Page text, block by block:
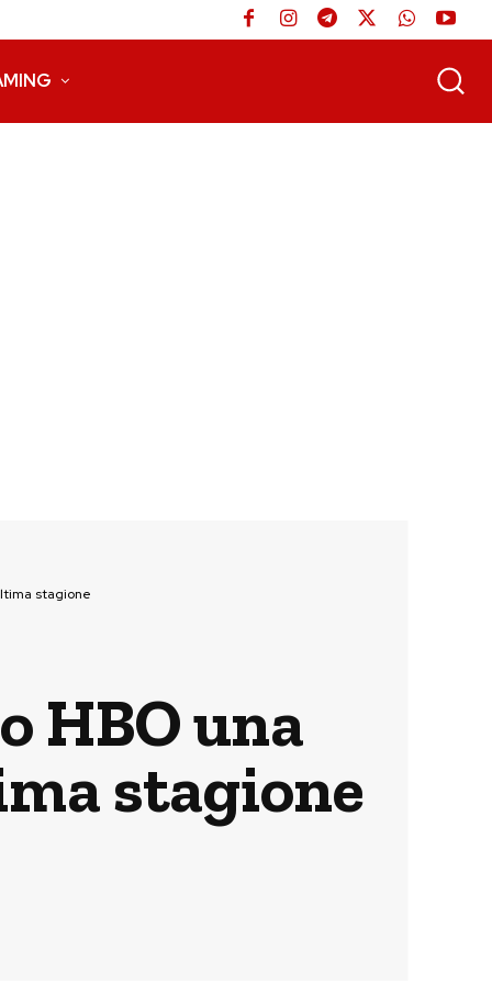
stagione
HBO una
stagione